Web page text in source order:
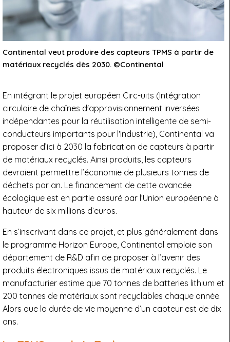
Continental veut produire des capteurs TPMS à partir de
matériaux recyclés dès 2030. ©Continental
En intégrant le projet européen Circ-uits (Intégration
circulaire de chaînes d'approvisionnement inversées
indépendantes pour la réutilisation intelligente de semi-
conducteurs importants pour l'industrie), Continental va
proposer d’ici à 2030 la fabrication de capteurs à partir
de matériaux recyclés. Ainsi produits, les capteurs
devraient permettre l’économie de plusieurs tonnes de
déchets par an. Le financement de cette avancée
écologique est en partie assuré par l’Union européenne à
hauteur de six millions d’euros.
En s’inscrivant dans ce projet, et plus généralement dans
le programme Horizon Europe, Continental emploie son
département de R&D afin de proposer à l’avenir des
produits électroniques issus de matériaux recyclés. Le
manufacturier estime que 70 tonnes de batteries lithium et
200 tonnes de matériaux sont recyclables chaque année.
Alors que la durée de vie moyenne d’un capteur est de dix
ans.